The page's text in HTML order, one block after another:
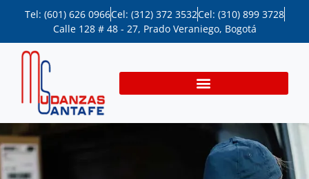
Tel: (601) 626 0966Cel: (312) 372 3532Cel: (310) 899 3728
Calle 128 # 48 - 27, Prado Veraniego, Bogotá